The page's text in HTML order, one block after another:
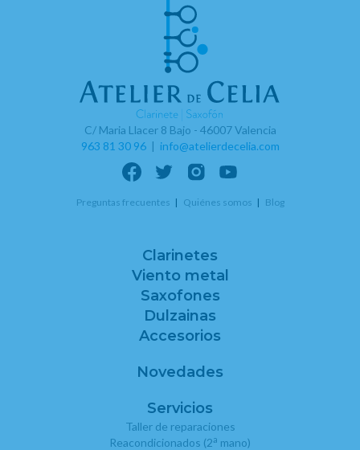
C/ Maria Llacer 8 Bajo - 46007 Valencia
963 81 30 96| info@atelierdecelia.com
Preguntas frecuentes Quiénes somos Blog
Clarinetes
Viento metal
Saxofones
Dulzainas
Accesorios
Novedades
Servicios
Taller de reparaciones
Reacondicionados (2a mano)